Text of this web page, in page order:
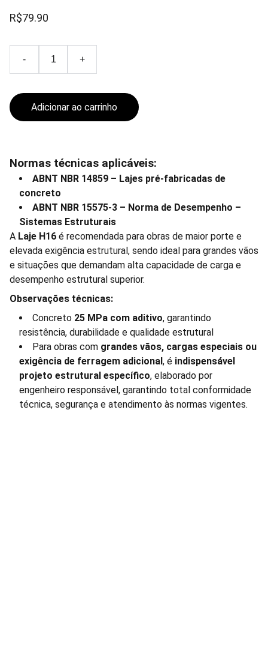
R$79.90
- +
Adicionar ao carrinho
Normas técnicas aplicáveis:
ABNT NBR 14859 – Lajes pré-fabricadas de
concreto
ABNT NBR 15575-3 – Norma de Desempenho –
Sistemas Estruturais
A Laje H16 é recomendada para obras de maior porte e
elevada exigência estrutural, sendo ideal para grandes vãos
e situações que demandam alta capacidade de carga e
desempenho estrutural superior.
Observações técnicas:
Concreto 25 MPa com aditivo, garantindo
resistência, durabilidade e qualidade estrutural
Para obras com grandes vãos, cargas especiais ou
exigência de ferragem adicional, é indispensável
projeto estrutural específico, elaborado por
engenheiro responsável, garantindo total conformidade
técnica, segurança e atendimento às normas vigentes.